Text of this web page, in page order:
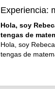
Experiencia:
Hola, soy
tengas de
Hola, soy
tengas de